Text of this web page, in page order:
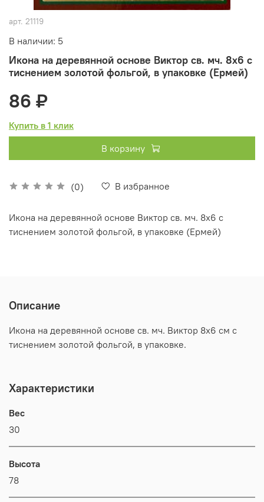
арт. 21119
В наличии: 5
Икона на деревянной основе Виктор св. мч. 8х6 с
тиснением золотой фольгой, в упаковке (Ермей)
(0) В избранное
86 ₽
Купить в 1 клик
В корзину
Икона на деревянной основе Виктор св. мч. 8х6 с
тиснением золотой фольгой, в упаковке (Ермей)
Описание
Икона на деревянной основе св. мч. Виктор 8х6 см с
тиснением золотой фольгой, в упаковке.
Характеристики
Вес
30
Высота
78